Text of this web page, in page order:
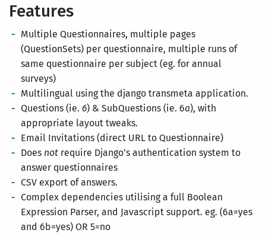
Features
Multiple Questionnaires, multiple pages
(QuestionSets) per questionnaire, multiple runs of
same questionnaire per subject (eg. for annual
surveys)
Multilingual using the django transmeta application.
Questions (ie. 6) & SubQuestions (ie. 6a), with
appropriate layout tweaks.
Email Invitations (direct URL to Questionnaire)
Does not require Django’s authentication system to
answer questionnaires
CSV export of answers.
Complex dependencies utilising a full Boolean
Expression Parser, and Javascript support. eg. (6a=yes
and 6b=yes) OR 5=no